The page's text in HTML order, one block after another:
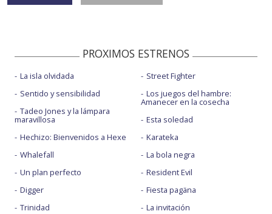
PROXIMOS ESTRENOS
La isla olvidada
Sentido y sensibilidad
Tadeo Jones y la lámpara
maravillosa
Hechizo: Bienvenidos a Hexe
Whalefall
Un plan perfecto
Digger
Trinidad
Street Fighter
Los juegos del hambre:
Amanecer en la cosecha
Esta soledad
Karateka
La bola negra
Resident Evil
Fiesta pagäna
La invitación